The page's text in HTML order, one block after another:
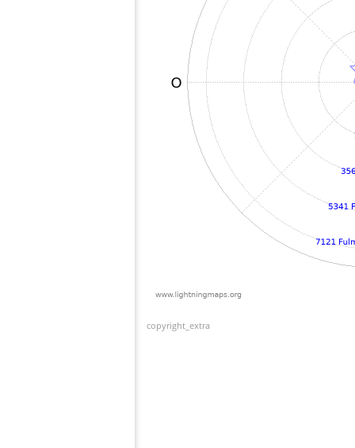
copyright_extra